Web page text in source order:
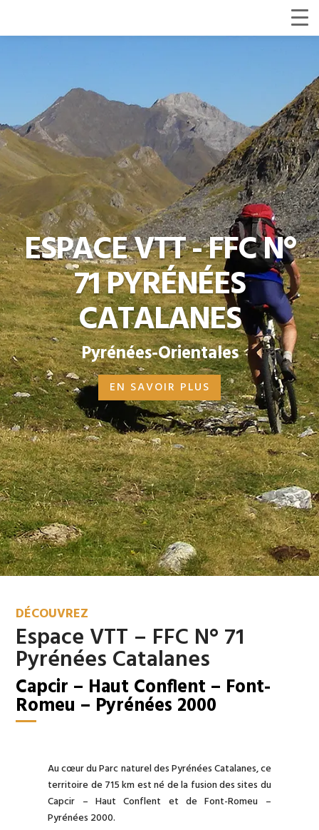
ESPACE VTT - FFC N°
71 PYRÉNÉES
CATALANES
Pyrénées-Orientales
EN SAVOIR PLUS
DÉCOUVREZ
Espace VTT – FFC N° 71
Pyrénées Catalanes
Capcir – Haut Conflent – Font-
Romeu – Pyrénées 2000
Au cœur du Parc naturel des Pyrénées Catalanes, ce
territoire de 715 km est né de la fusion des sites du
Capcir – Haut Conflent et de Font-Romeu –
Pyrénées 2000.